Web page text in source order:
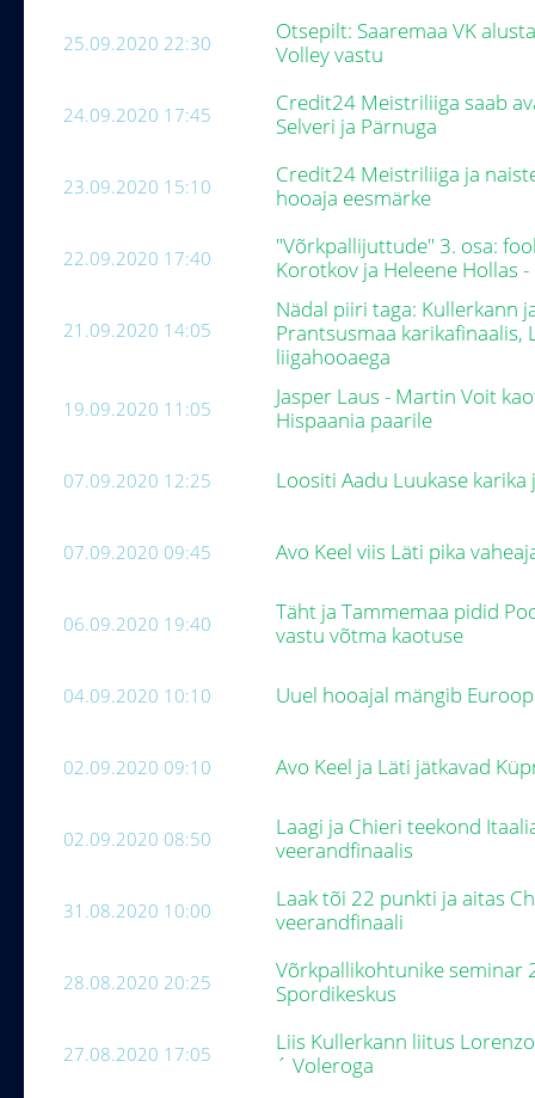
25.09.2020 22:30
Otsepilt: Saaremaa VK
Volley vastu
24.09.2020 17:45
Credit24 Meistriliiga saab
Selveri ja Pärnuga
23.09.2020 15:10
Credit24 Meistriliiga ja
hooaja eesmärke
22.09.2020 17:40
"Võrkpallijuttude" 3. osa:
Korotkov ja Heleene Hollas
21.09.2020 14:05
Nädal piiri taga: Kullerkann
Prantsusmaa karikafinaalis,
liigahooaega
19.09.2020 11:05
Jasper Laus - Martin Voit
Hispaania paarile
07.09.2020 12:25 Loositi Aadu Luukase
07.09.2020 09:45 Avo Keel viis Läti pika
06.09.2020 19:40
Täht ja Tammemaa pidid
vastu võtma kaotuse
04.09.2020 10:10 Uuel hooajal mängib
02.09.2020 09:10 Avo Keel ja Läti jätkavad
02.09.2020 08:50
Laagi ja Chieri teekond
veerandfinaalis
31.08.2020 10:00
Laak tõi 22 punkti ja aitas
veerandfinaali
28.08.2020 20:25
Võrkpallikohtunike seminar
Spordikeskus
27.08.2020 17:05
Liis Kullerkann liitus
´ Voleroga